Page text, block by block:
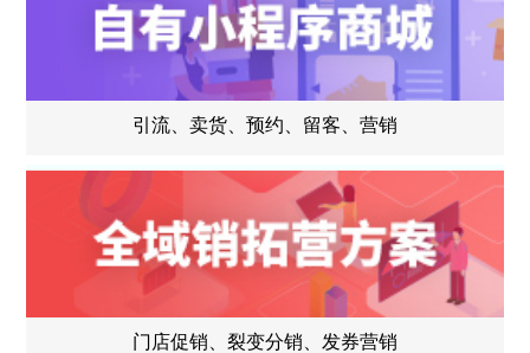
引流、卖货、预约、留客、营销
门店促销、裂变分销、发券营销